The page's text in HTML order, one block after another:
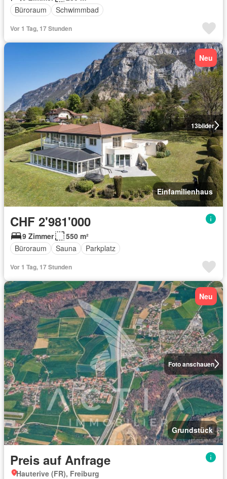
Büroraum
Schwimmbad
Vor 1 Tag, 17 Stunden
13bilder
Neu
Einfamilienhaus
CHF 2'981'000
9 Zimmer
550 m²
Büroraum
Sauna Parkplatz
Vor 1 Tag, 17 Stunden
Foto anschauen
Neu
Grundstück
Preis auf Anfrage
Hauterive (FR), Freiburg